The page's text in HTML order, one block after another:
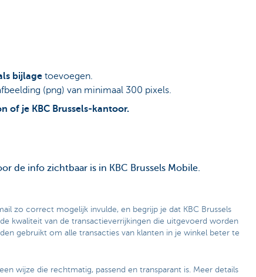
bijlage toevoegen.
(png) van minimaal 300 pixels.
of je KBC Brussels-kantoor.
de info zichtbaar is in KBC Brussels Mobile.
zo correct mogelijk invulde, en begrijp je dat KBC Brussels
kwaliteit van de transactieverrijkingen die uitgevoerd worden
gebruikt om alle transacties van klanten in je winkel beter te
wijze die rechtmatig, passend en transparant is. Meer details